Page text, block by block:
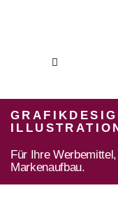
Für Ihre
Markenaufbau.